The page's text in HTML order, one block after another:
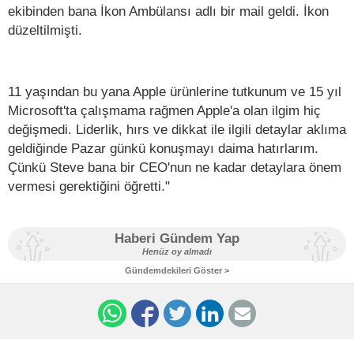
ekibinden bana İkon Ambülansı adlı bir mail geldi. İkon
düzeltilmişti.
11 yaşından bu yana Apple ürünlerine tutkunum ve 15 yıl
Microsoft'ta çalışmama rağmen Apple'a olan ilgim hiç
değişmedi. Liderlik, hırs ve dikkat ile ilgili detaylar aklıma
geldiğinde Pazar günkü konuşmayı daima hatırlarım.
Çünkü Steve bana bir CEO'nun ne kadar detaylara önem
vermesi gerektiğini öğretti."
Haberi Gündem Yap
Henüz oy almadı
Gündemdekileri Göster >